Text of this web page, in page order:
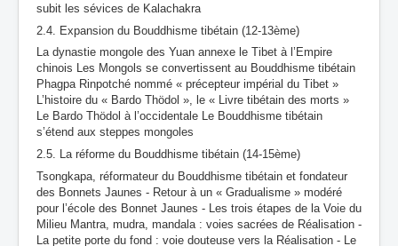
subit les sévices de Kalachakra
2.4. Expansion du Bouddhisme tibétain (12-13ème)
La dynastie mongole des Yuan annexe le Tibet à l’Empire
chinois Les Mongols se convertissent au Bouddhisme tibétain
Phagpa Rinpotché nommé « précepteur impérial du Tibet »
L’histoire du « Bardo Thödol », le « Livre tibétain des morts »
Le Bardo Thödol à l’occidentale Le Bouddhisme tibétain
s’étend aux steppes mongoles
2.5. La réforme du Bouddhisme tibétain (14-15ème)
Tsongkapa, réformateur du Bouddhisme tibétain et fondateur
des Bonnets Jaunes - Retour à un « Gradualisme » modéré
pour l’école des Bonnet Jaunes - Les trois étapes de la Voie du
Milieu Mantra, mudra, mandala : voies sacrées de Réalisation -
La petite porte du fond : voie douteuse vers la Réalisation - Le